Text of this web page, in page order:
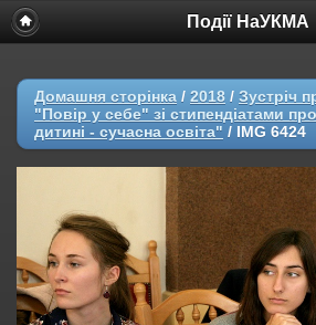
Події НаУКМА
Домашня сторінка / 2018 / Зустріч
"Повір у себе" зі стипендіатами
дитині - сучасна освіта" / IMG 6424